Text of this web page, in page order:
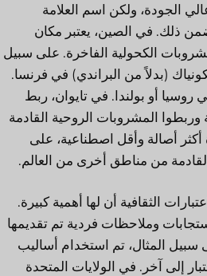
الجودة، ولكن اسم العلامة
يضمن ذلك. في الصين، يعتبر مكان
الكحولية الفاخرة. على سبيل
(بدلاً من البراندي) في فرنسا.
روسيا أو بولندا. في تايوان، ربط
وربطوا المشروبات الروحية القادمة
أصالة وأقل اصطناعية، على
من مناطق أخرى من العالم.
الثقافية أن لها أهمية كبيرة.
وملاحظات فردية تم تقديمها
المثال، تم استخدام أساليب
إلى آخر. في الولايات المتحدة